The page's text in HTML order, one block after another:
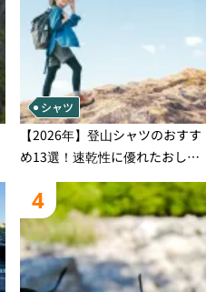
シャツ
【2026年】登山シャツのおすす
め13選！速乾性に優れたおしゃ
れなモデルを徹底紹介！
4